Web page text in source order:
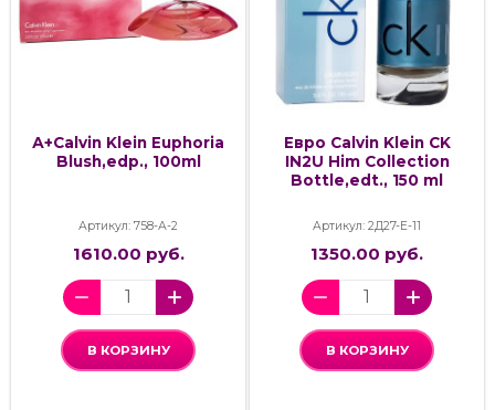
А+Calvin Klein Euphoria
Blush,edp., 100ml
Артикул: 758-А-2
1610.00 руб.
В КОРЗИНУ
Евро Calvin Klein CK
IN2U Him Collection
Bottle,edt., 150 ml
Артикул: 2Д27-Е-11
1350.00 руб.
В КОРЗИНУ